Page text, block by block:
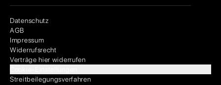
Datenschutz
AGB
Impressum
Widerrufsrecht
Verträge hier widerrufen
Streitbeilegungsverfahren